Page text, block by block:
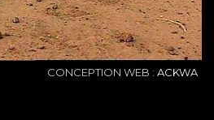
CONCEPTION WEB : ACKWA